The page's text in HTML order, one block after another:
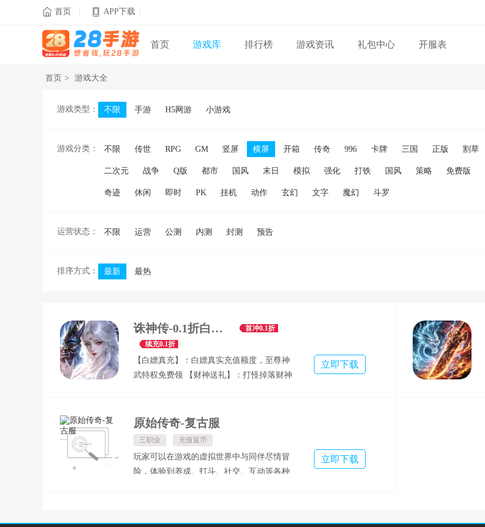
 首页 APP下载
首页 游戏库 排行榜 游戏资讯 礼包中心 开服表
首页 > 游戏大全
游戏类型： 不限 手游 H5网游 小游戏
游戏分类： 不限 传世 RPG GM 竖屏 横屏 开箱 传奇 996 卡牌 三国 正版 割草
二次元 战争 Q版 都市 国风 末日 模拟 强化 打铁 国风 策略 免费版
奇迹 休闲 即时 PK 挂机 动作 玄幻 文字 魔幻 斗罗
运营状态： 不限 运营 公测 内测 封测 预告
排序方式： 最新 最热
诛神传-0.1折白嫖送真充
首冲0.1折
续充0.1折
【白嫖真充】：白嫖真实充值额度，至尊神
武特权免费领 【财神送礼】：打怪掉落财神
驰人生】：完成任务领神级套装，超越自我
再造巅峰 【美人特权】：豪礼天天送，结缘
美女，畅爽修仙 【道具商城】：道具商城开
业，商城内所有商品统统1钻石 【真充福
立即下载
原始传奇-复古服
三职业 充值返币
玩家可以在游戏的虚拟世界中与同伴尽情冒
险，体验到养成、打斗、社交、互动等各种
立即下载